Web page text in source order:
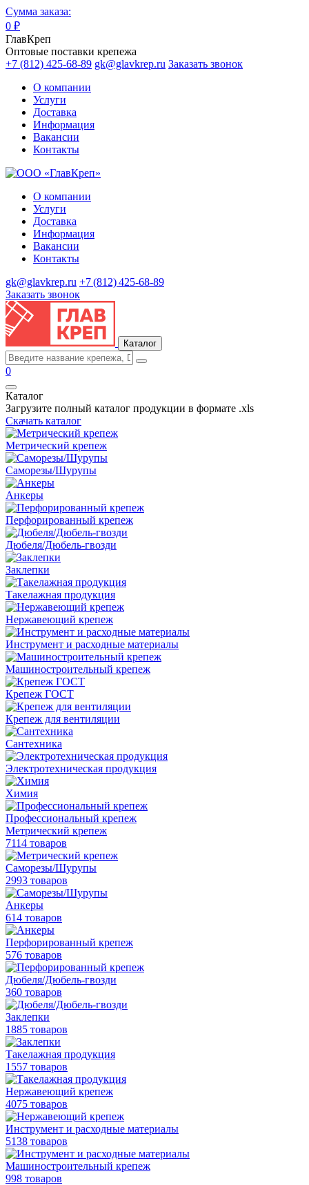
Сумма заказа:
0 ₽
ГлавКреп
Оптовые поставки крепежа
+7 (812) 425-68-89 gk@glavkrep.ru Заказать звонок
О компании
Услуги
Доставка
Информация
Вакансии
Контакты
О компании
Услуги
Доставка
Информация
Вакансии
Контакты
gk@glavkrep.ru +7 (812) 425-68-89
Заказать звонок
Каталог
0
Каталог
Загрузите полный каталог продукции в формате .xls
Скачать каталог
Метрический крепеж
Саморезы/Шурупы
Анкеры
Перфорированный крепеж
Дюбеля/Дюбель-гвозди
Заклепки
Такелажная продукция
Нержавеющий крепеж
Инструмент и расходные материалы
Машиностроительный крепеж
Крепеж ГОСТ
Крепеж для вентиляции
Сантехника
Электротехническая продукция
Химия
Профессиональный крепеж
Метрический крепеж
7114 товаров
Саморезы/Шурупы
2993 товаров
Анкеры
614 товаров
Перфорированный крепеж
576 товаров
Дюбеля/Дюбель-гвозди
360 товаров
Заклепки
1885 товаров
Такелажная продукция
1557 товаров
Нержавеющий крепеж
4075 товаров
Инструмент и расходные материалы
5138 товаров
Машиностроительный крепеж
998 товаров